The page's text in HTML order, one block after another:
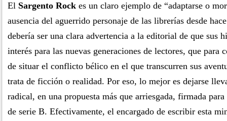
El Sargento Rock es un claro ejemplo de “adaptarse o
ausencia del aguerrido personaje de las librerías desde
debería ser una clara advertencia a la editorial de que sus
interés para las nuevas generaciones de lectores, que para
de situar el conflicto bélico en el que transcurren sus
trata de ficción o realidad. Por eso, lo mejor es dejarse
radical, en una propuesta más que arriesgada, firmada
de serie B. Efectivamente, el encargado de escribir esta